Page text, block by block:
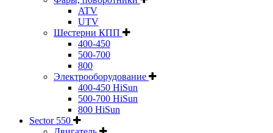
ATV
UTV
Шестерни КПП
400-450
500-700
800
Электрооборудование
400-450 HiSun
500-700 HiSun
800 HiSun
Sector 550